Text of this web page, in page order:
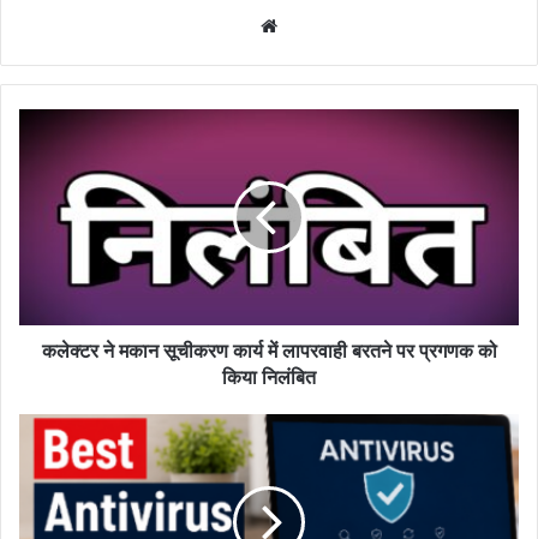
सूचीकरण
पर
प्रगणक
निलंबित
कलेक्टर ने मकान सूचीकरण कार्य में लापरवाही बरतने पर प्रगणक को
किया निलंबित
Best
Antivirus
Software
(2026)